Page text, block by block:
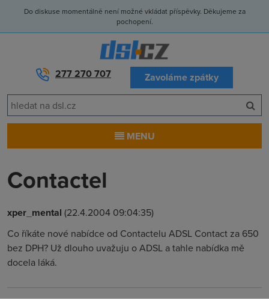
Do diskuse momentálně není možné vkládat příspěvky. Děkujeme za
pochopení.
277 270 707 Zavoláme zpátky
MENU
Contactel
xper_mental (22.4.2004 09:04:35)
Co říkáte nové nabídce od Contactelu ADSL Contact za 650
bez DPH? Už dlouho uvažuju o ADSL a tahle nabídka mě
docela láká.